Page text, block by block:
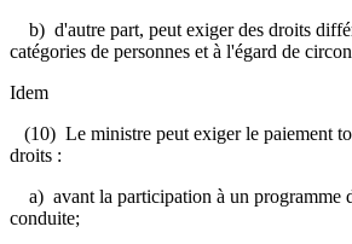
b) d'autre part, peut exiger des droits
catégories de personnes et à l'égard de
Idem
(10) Le ministre peut exiger le paiement
droits :
a) avant la participation à un programme
conduite;